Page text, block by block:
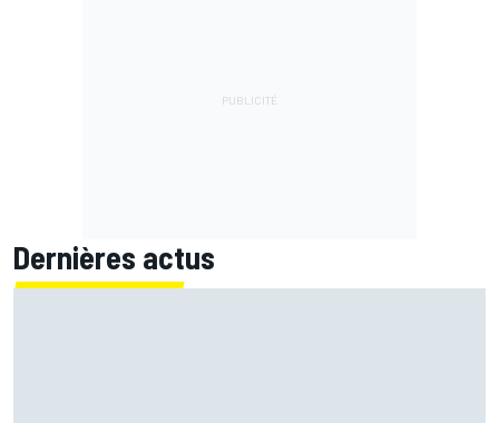
Dernières actus